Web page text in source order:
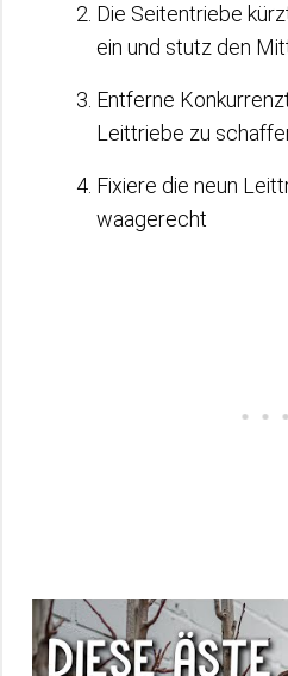
Die Seitentriebe
ein und stutz den
Entferne
Leittriebe zu
Fixiere die neun
waagerecht